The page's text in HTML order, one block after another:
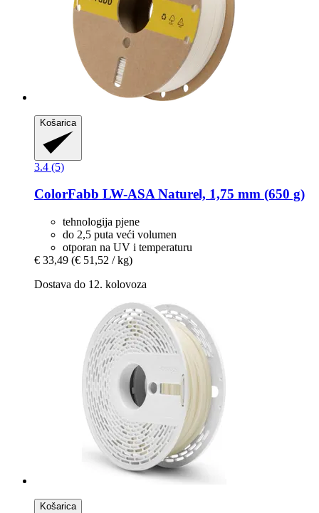
Košarica
3.4 (5)
ColorFabb LW-​ASA Naturel, 1,75 mm (650 g)
tehnologija pjene
do 2,5 puta veći volumen
otporan na UV i temperaturu
€ 33,49 (€ 51,52 / kg)
Dostava do 12. kolovoza
Košarica